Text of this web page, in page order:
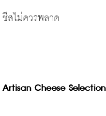
ชีสไม่ควรพลาด
Artisan Cheese Selection